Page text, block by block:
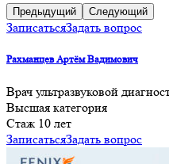
Предыдущий Следующий
ЗаписатьсяЗадать вопрос
Рахманцев Артём Вадимович
Врач ультразвуковой
Высшая категория
Cтаж 10 лет
ЗаписатьсяЗадать вопрос